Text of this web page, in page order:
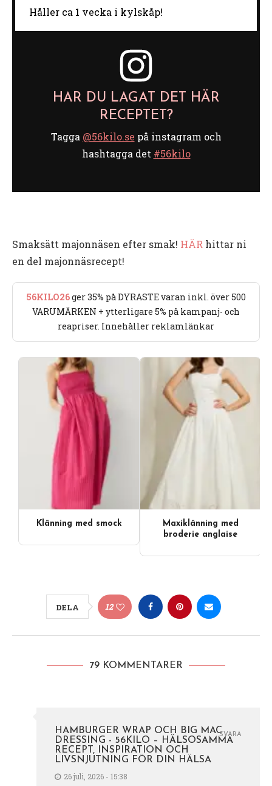
Håller ca 1 vecka i kylskåp!
HAR DU LAGAT DET HÄR
RECEPTET?
Tagga @56kilo.se på instagram och
hashtagga det #56kilo
Smaksätt majonnäsen efter smak! HÄR hittar ni
en del majonnäsrecept!
56KILO26ger 35% på DYRASTE varan inkl. över 500
VARUMÄRKEN + ytterligare 5% på kampanj- och
reapriser. Innehåller reklamlänkar
Klänning med smock
Maxiklänning med
broderie anglaise
DELA 12
79 KOMMENTARER
HAMBURGER WRAP OCH BIG MAC
DRESSING - 56KILO – HÄLSOSAMMA
RECEPT, INSPIRATION OCH
LIVSNJUTNING FÖR DIN HÄLSA
26 juli, 2026 - 15:38
SVARA